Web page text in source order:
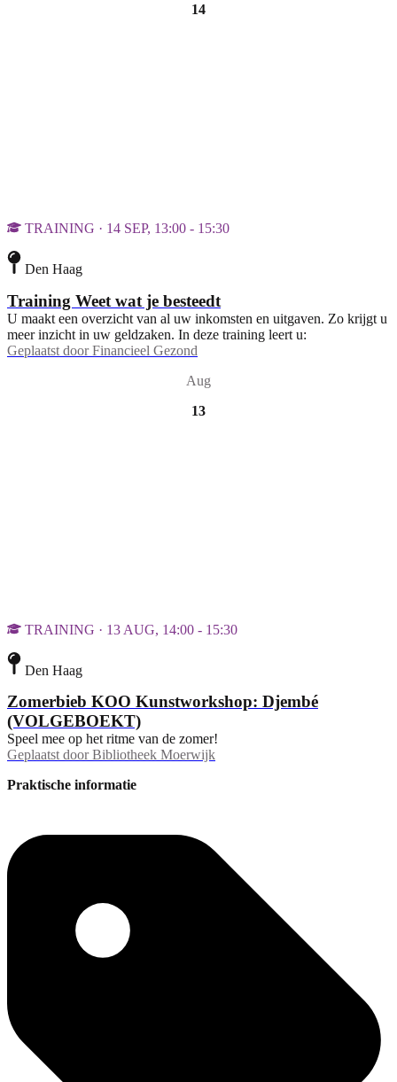
14
TRAINING · 14 SEP, 13:00 - 15:30
Den Haag
Training Weet wat je besteedt
U maakt een overzicht van al uw inkomsten en uitgaven. Zo krijgt u
meer inzicht in uw geldzaken. In deze training leert u:
Geplaatst door Financieel Gezond
Aug
13
TRAINING · 13 AUG, 14:00 - 15:30
Den Haag
Zomerbieb KOO Kunstworkshop: Djembé
(VOLGEBOEKT)
Speel mee op het ritme van de zomer!
Geplaatst door Bibliotheek Moerwijk
Praktische informatie